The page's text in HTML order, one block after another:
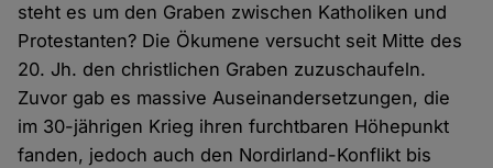
steht es um den Graben zwischen Katholiken und
Protestanten? Die Ökumene versucht seit Mitte des
20. Jh. den christlichen Graben zuzuschaufeln.
Zuvor gab es massive Auseinandersetzungen, die
im 30-jährigen Krieg ihren furchtbaren Höhepunkt
fanden, jedoch auch den Nordirland-Konflikt bis